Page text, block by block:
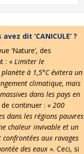
dit ‘CANICULE’ ?
‘Nature’, des
: « Limiter le
à 1,5°C évitera un
climatique, mais
dans les pays en
continuer : « 200
dans les régions pauvres
chaleur invivable et un
aux ravages
des eaux». Ceci, si